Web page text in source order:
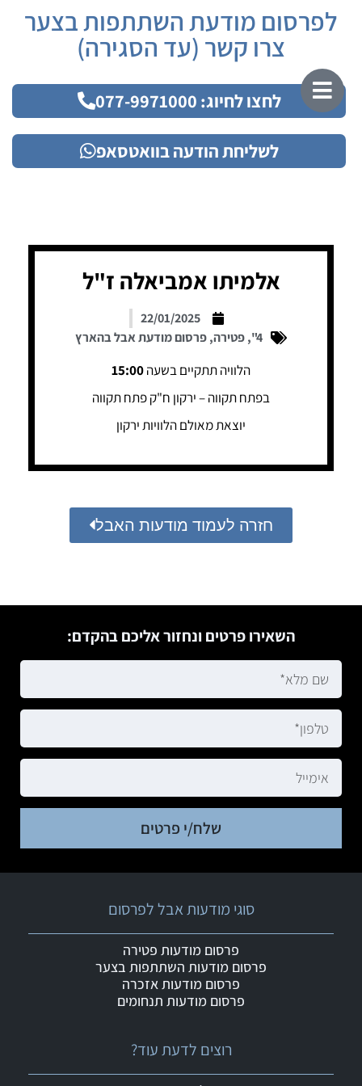
לפרסום מודעת השתתפות בצער
צרו קשר (עד הסגירה)
לחצו לחיוג: 077-9971000
לשליחת הודעה בוואטסאפ
אלמיתו אמביאלה ז"ל
22/01/2025
4"
,פטירה,פרסום מודעת אבל בהארץ
הלוויה תתקיים בשעה15:00
בפתח תקווה – ירקון ח"ק פתח תקווה
יוצאת מאולם הלוויות ירקון
חזרה לעמוד מודעות האבל
השאירו פרטים ונחזור אליכם בהקדם:
שלח/י פרטים
רוצים לדעת עוד?
סוגי מודעות אבל לפרסום
פרסום מודעות פטירה
פרסום מודעות השתתפות בצער
פרסום מודעות אזכרה
פרסום מודעות תנחומים